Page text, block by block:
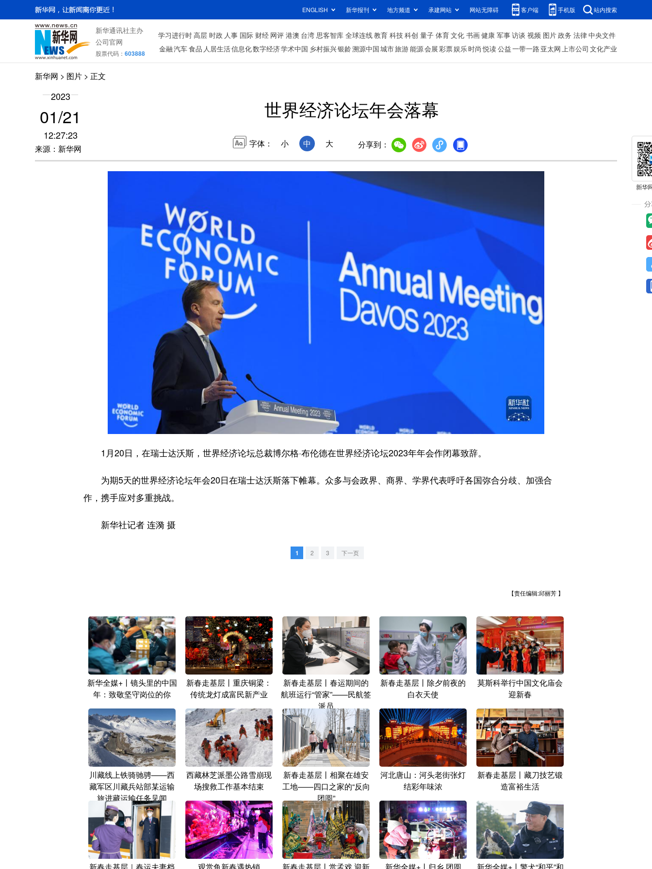
ENGLISH 新华报刊 地方频道 承建网站 网站无障碍 客户端 手机版 站内搜索
新华通讯社主办
公司官网
股票代码： 603888
学习进行时高层 时政 人事 国际 财经 网评 港澳 台湾 思客智库 全球连线教育 科技科创 量子 体育文化 书画健康 军事访谈 视频 图片政务 法律中央文件
金融汽车食品 人居生活信息化数字经济学术中国 乡村振兴银龄溯源中国城市旅游能源会展彩票娱乐时尚 悦读公益一带一路 亚太网上市公司 文化产业
新华网 > 图片 > 正文
2023
01/21
12:27:23
来源：新华网
世界经济论坛年会落幕
字体： 小 中 大 分享到：
1月20日，在瑞士达沃斯，世界经济论坛总裁博尔格·布伦德在世界经济论坛2023年年会作闭幕致辞。
为期5天的世界经济论坛年会20日在瑞士达沃斯落下帷幕。众多与会政界、商界、学界代表呼吁各国弥合分歧、加强合
作，携手应对多重挑战。
新华社记者 连漪 摄
1 2 3 下一页
【责任编辑:邱丽芳 】
新华全媒+丨镜头里的中国
年：致敬坚守岗位的你
新春走基层丨重庆铜梁：
传统龙灯成富民新产业
新春走基层丨春运期间的
航班运行“管家”——民航签
派员
新春走基层丨除夕前夜的
白衣天使
莫斯科举行中国文化庙会
迎新春
川藏线上铁骑驰骋——西
藏军区川藏兵站部某运输
旅进藏运输任务见闻
西藏林芝派墨公路雪崩现
场搜救工作基本结束
新春走基层丨相聚在雄安
工地——四口之家的“反向
团圆”
河北唐山：河头老街张灯
结彩年味浓
新春走基层丨藏刀技艺锻
造富裕生活